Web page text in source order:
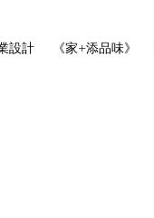
設計 《家+添品味》